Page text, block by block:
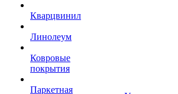
Кварцвинил
Линолеум
Ковровые
покрытия
Паркетная